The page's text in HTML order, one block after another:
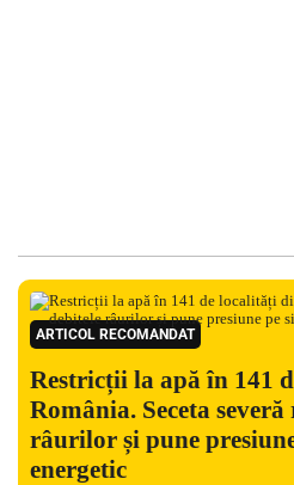
ARTICOL RECOMANDAT
Restricții la apă în 141
România. Seceta
râurilor și pune
energetic